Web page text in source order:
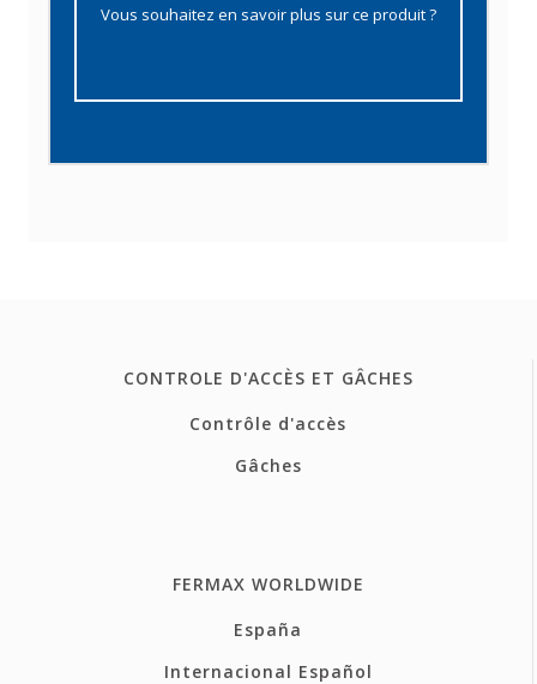
Vous souhaitez en savoir plus sur ce produit ?
CONTROLE D'ACCÈS ET GÂCHES
Contrôle d'accès
Gâches
FERMAX WORLDWIDE
España
Internacional Español